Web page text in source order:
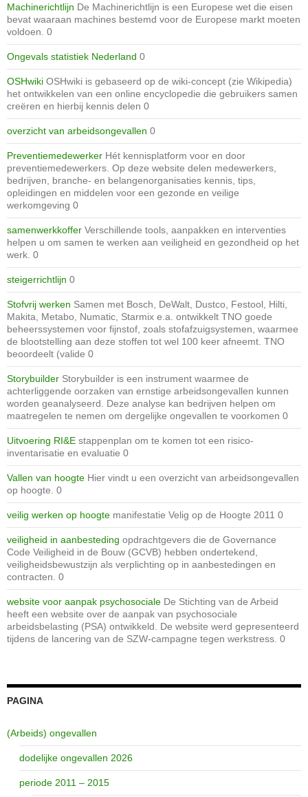
Machinerichtlijn De Machinerichtlijn is een Europese wet die eisen
bevat waaraan machines bestemd voor de Europese markt moeten
voldoen. 0
Ongevals statistiek Nederland 0
OSHwiki OSHwiki is gebaseerd op de wiki-concept (zie Wikipedia)
het ontwikkelen van een online encyclopedie die gebruikers samen
creëren en hierbij kennis delen 0
overzicht van arbeidsongevallen 0
Preventiemedewerker Hét kennisplatform voor en door
preventiemedewerkers. Op deze website delen medewerkers,
bedrijven, branche- en belangenorganisaties kennis, tips,
opleidingen en middelen voor een gezonde en veilige
werkomgeving 0
samenwerkkoffer Verschillende tools, aanpakken en interventies
helpen u om samen te werken aan veiligheid en gezondheid op het
werk. 0
steigerrichtlijn 0
Stofvrij werken Samen met Bosch, DeWalt, Dustco, Festool, Hilti,
Makita, Metabo, Numatic, Starmix e.a. ontwikkelt TNO goede
beheerssystemen voor fijnstof, zoals stofafzuigsystemen, waarmee
de blootstelling aan deze stoffen tot wel 100 keer afneemt. TNO
beoordeelt (valide 0
Storybuilder Storybuilder is een instrument waarmee de
achterliggende oorzaken van ernstige arbeidsongevallen kunnen
worden geanalyseerd. Deze analyse kan bedrijven helpen om
maatregelen te nemen om dergelijke ongevallen te voorkomen 0
Uitvoering RI&E stappenplan om te komen tot een risico-
inventarisatie en evaluatie 0
Vallen van hoogte Hier vindt u een overzicht van arbeidsongevallen
op hoogte. 0
veilig werken op hoogte manifestatie Velig op de Hoogte 2011 0
veiligheid in aanbesteding opdrachtgevers die de Governance
Code Veiligheid in de Bouw (GCVB) hebben ondertekend,
veiligheidsbewustzijn als verplichting op in aanbestedingen en
contracten. 0
website voor aanpak psychosociale De Stichting van de Arbeid
heeft een website over de aanpak van psychosociale
arbeidsbelasting (PSA) ontwikkeld. De website werd gepresenteerd
tijdens de lancering van de SZW-campagne tegen werkstress. 0
PAGINA
(Arbeids) ongevallen
dodelijke ongevallen 2026
periode 2011 – 2015